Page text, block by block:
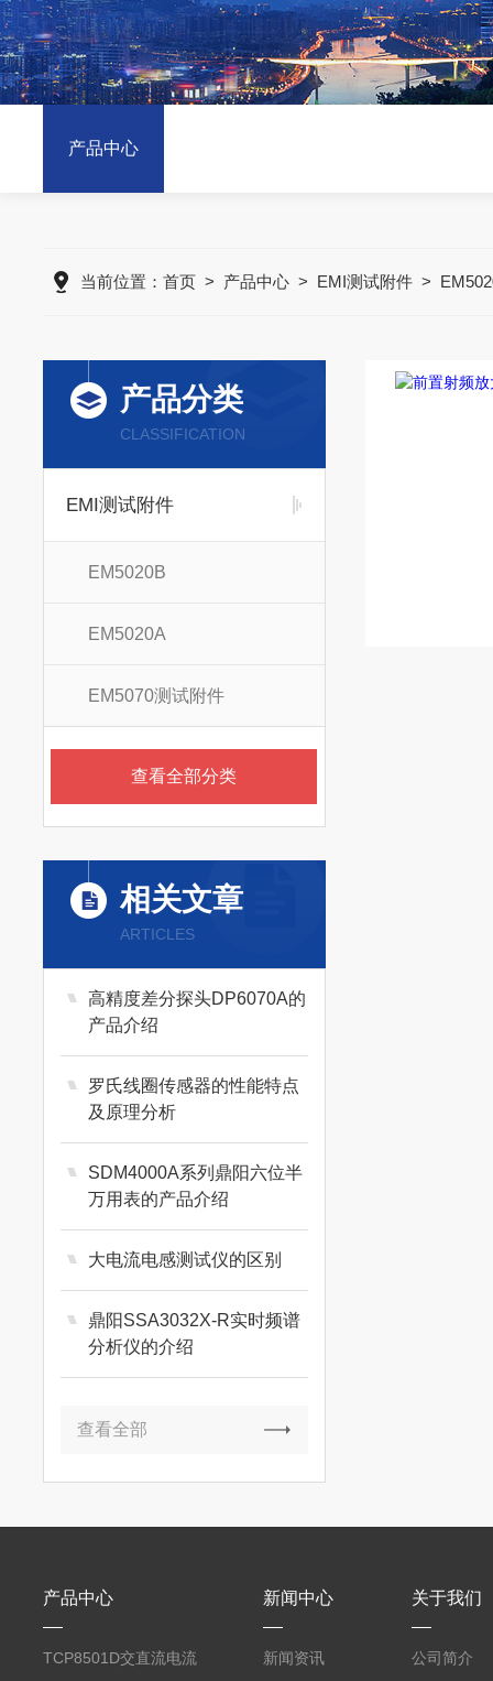
产品中心
当前位置： 首页 > 产品中心 > EMI测试附件 >
产品分类
CLASSIFICATION
EMI测试附件
EM5020B
EM5020A
EM5070测试附件
查看全部分类
相关文章
ARTICLES
高精度差分探头DP6070A的
产品介绍
罗氏线圈传感器的性能特点
及原理分析
SDM4000A系列鼎阳六位半
万用表的产品介绍
大电流电感测试仪的区别
鼎阳SSA3032X-R实时频谱
分析仪的介绍
查看全部
产品中心
TCP8501D交直流电流
新闻中心
新闻资讯
关于我们
公司简介